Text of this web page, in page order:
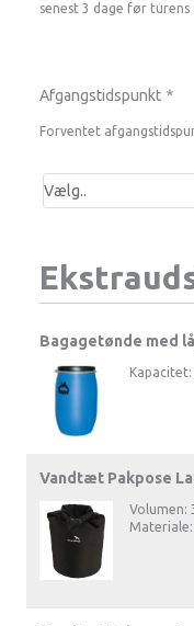
senest 3 dage før turens
Afgangstidspunkt *
Forventet
Bagagetønde med
Vandtæt Pakpose
Volumen: